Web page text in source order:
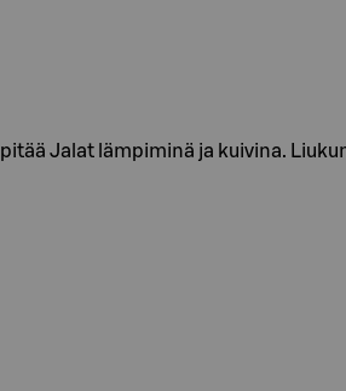
Jalat lämpiminä ja kuivina.